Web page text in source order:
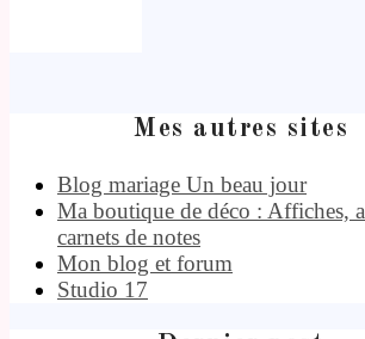
Mes autres sites
Blog mariage Un beau jour
Ma boutique de déco : Affiches,
carnets de notes
Mon blog et forum
Studio 17